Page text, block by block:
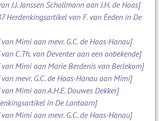
J.J. Janssen Schollmann aan J.H. de Haas]
Herdenkingsartikel van F. van Eeden in De
Mimi aan mevr. G.C. de Haas-Hanau]
C.Th. van Deventer aan een onbekende]
Mimi aan Marie Berdenis van Berlekom]
mevr. G.C. de Haas-Hanau aan Mimi]
Mimi aan A.H.E. Douwes Dekker]
in De Lantaarn]
Mimi aan mevr. G.C. de Haas-Hanau]